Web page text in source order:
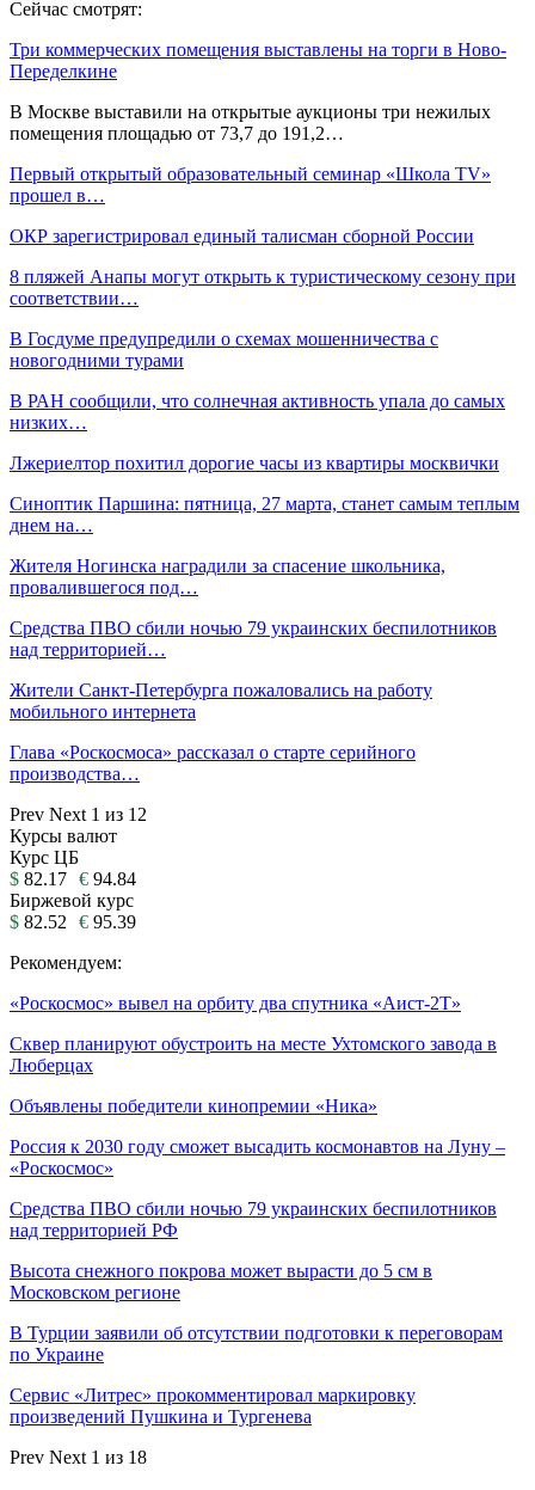
Сейчас смотрят:
Три коммерческих помещения выставлены на торги в Ново-
Переделкине
В Москве выставили на открытые аукционы три нежилых
помещения площадью от 73,7 до 191,2…
Первый открытый образовательный семинар «Школа ТV»
прошел в…
ОКР зарегистрировал единый талисман сборной России
8 пляжей Анапы могут открыть к туристическому сезону при
соответствии…
В Госдуме предупредили о схемах мошенничества с
новогодними турами
В РАН сообщили, что солнечная активность упала до самых
низких…
Лжериелтор похитил дорогие часы из квартиры москвички
Синоптик Паршина: пятница, 27 марта, станет самым теплым
днем на…
Жителя Ногинска наградили за спасение школьника,
провалившегося под…
Средства ПВО сбили ночью 79 украинских беспилотников
над территорией…
Жители Санкт-Петербурга пожаловались на работу
мобильного интернета
Глава «Роскосмоса» рассказал о старте серийного
производства…
Prev Next 1 из 12
Курсы валют
Курс ЦБ
$ 82.17 € 94.84
Биржевой курс
$ 82.52 € 95.39
Рекомендуем:
«Роскосмос» вывел на орбиту два спутника «Аист-2Т»
Сквер планируют обустроить на месте Ухтомского завода в
Люберцах
Объявлены победители кинопремии «Ника»
Россия к 2030 году сможет высадить космонавтов на Луну –
«Роскосмос»
Средства ПВО сбили ночью 79 украинских беспилотников
над территорией РФ
Высота снежного покрова может вырасти до 5 см в
Московском регионе
В Турции заявили об отсутствии подготовки к переговорам
по Украине
Сервис «Литрес» прокомментировал маркировку
произведений Пушкина и Тургенева
Prev Next 1 из 18